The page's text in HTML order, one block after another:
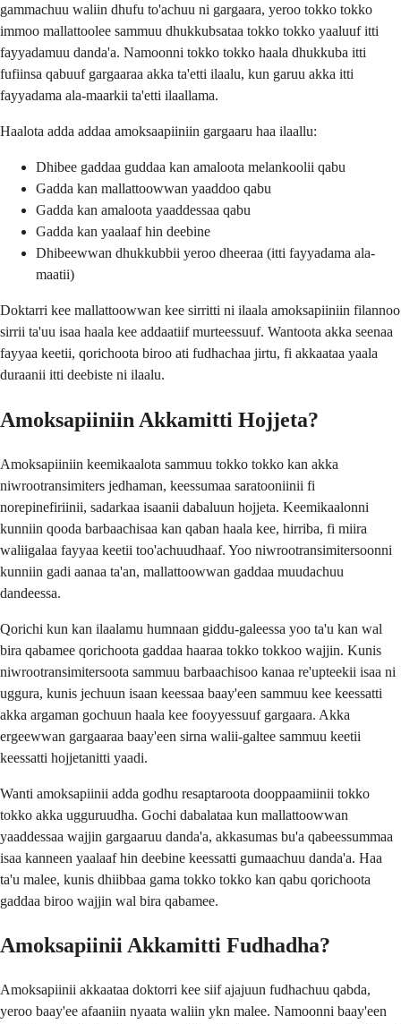
gammachuu waliin dhufu to'achuu ni gargaara, yeroo tokko tokko
immoo mallattoolee sammuu dhukkubsataa tokko tokko yaaluuf itti
fayyadamuu danda'a. Namoonni tokko tokko haala dhukkuba itti
fufiinsa qabuuf gargaaraa akka ta'etti ilaalu, kun garuu akka itti
fayyadama ala-maarkii ta'etti ilaallama.
Haalota adda addaa amoksaapiiniin gargaaru haa ilaallu:
Dhibee gaddaa guddaa kan amaloota melankoolii qabu
Gadda kan mallattoowwan yaaddoo qabu
Gadda kan amaloota yaaddessaa qabu
Gadda kan yaalaaf hin deebine
Dhibeewwan dhukkubbii yeroo dheeraa (itti fayyadama ala-
maatii)
Doktarri kee mallattoowwan kee sirritti ni ilaala amoksapiiniin filannoo
sirrii ta'uu isaa haala kee addaatiif murteessuuf. Wantoota akka seenaa
fayyaa keetii, qorichoota biroo ati fudhachaa jirtu, fi akkaataa yaala
duraanii itti deebiste ni ilaalu.
Amoksapiiniin Akkamitti Hojjeta?
Amoksapiiniin keemikaalota sammuu tokko tokko kan akka
niwrootransimiters jedhaman, keessumaa saratooniinii fi
norepinefiriinii, sadarkaa isaanii dabaluun hojjeta. Keemikaalonni
kunniin qooda barbaachisaa kan qaban haala kee, hirriba, fi miira
waliigalaa fayyaa keetii too'achuudhaaf. Yoo niwrootransimitersoonni
kunniin gadi aanaa ta'an, mallattoowwan gaddaa muudachuu
dandeessa.
Qorichi kun kan ilaalamu humnaan giddu-galeessa yoo ta'u kan wal
bira qabamee qorichoota gaddaa haaraa tokko tokkoo wajjin. Kunis
niwrootransimitersoota sammuu barbaachisoo kanaa re'upteekii isaa ni
uggura, kunis jechuun isaan keessaa baay'een sammuu kee keessatti
akka argaman gochuun haala kee fooyyessuuf gargaara. Akka
ergeewwan gargaaraa baay'een sirna walii-galtee sammuu keetii
keessatti hojjetanitti yaadi.
Wanti amoksapiinii adda godhu resaptaroota dooppaamiinii tokko
tokko akka ugguruudha. Gochi dabalataa kun mallattoowwan
yaaddessaa wajjin gargaaruu danda'a, akkasumas bu'a qabeessummaa
isaa kanneen yaalaaf hin deebine keessatti gumaachuu danda'a. Haa
ta'u malee, kunis dhiibbaa gama tokko tokko kan qabu qorichoota
gaddaa biroo wajjin wal bira qabamee.
Amoksapiinii Akkamitti Fudhadha?
Amoksapiinii akkaataa doktorri kee siif ajajuun fudhachuu qabda,
yeroo baay'ee afaaniin nyaata waliin ykn malee. Namoonni baay'een